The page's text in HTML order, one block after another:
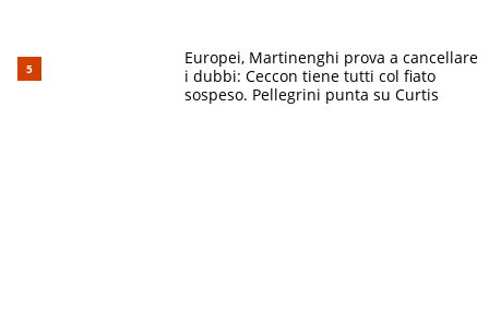
Europei, Martinenghi prova a cancellare
i dubbi: Ceccon tiene tutti col fiato
sospeso. Pellegrini punta su Curtis